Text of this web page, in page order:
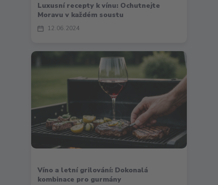
12 06 2024
Luxusní recepty k vínu: Ochutnejte
Moravu v každém soustu
Víno a letní grilování: Dokonalá
kombinace pro gurmány